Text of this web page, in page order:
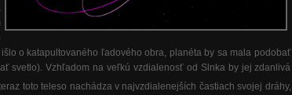
o katapultovaného ľadového obra, planéta by sa mala podobať
svetlo). Vzhľadom na veľkú vzdialenosť od Slnka by jej zdanlivá
toto teleso nachádza v najvzdialenejších častiach svojej dráhy,